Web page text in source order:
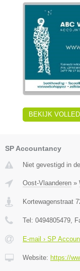
BEKIJK
SP Accountancy
Niet gevestigd in
Oost-Vlaanderen »
Kortewagenstraat
Tel: 0494805479 ,
E-mail › SP
Website: https://